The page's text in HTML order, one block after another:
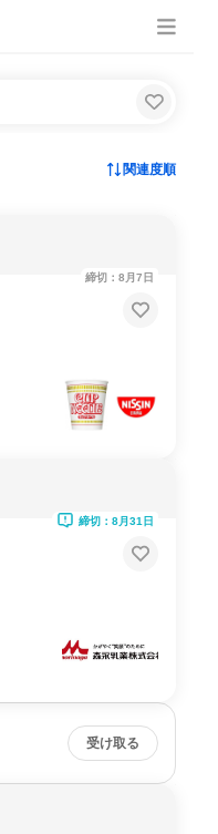
関連度順
締切：8月7日
締切：8月31日
受け取る